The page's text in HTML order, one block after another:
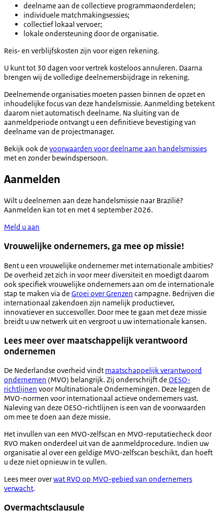
deelname aan de collectieve programmaonderdelen;
individuele matchmakingsessies;
collectief lokaal vervoer;
lokale ondersteuning door de organisatie.
Reis- en verblijfskosten zijn voor eigen rekening.
U kunt tot 30 dagen voor vertrek kosteloos annuleren. Daarna
brengen wij de volledige deelnemersbijdrage in rekening.
Deelnemende organisaties moeten passen binnen de opzet en
inhoudelijke focus van deze handelsmissie. Aanmelding betekent
daarom niet automatisch deelname. Na sluiting van de
aanmeldperiode ontvangt u een definitieve bevestiging van
deelname van de projectmanager.
Bekijk ook de voorwaarden voor deelname aan handelsmissies
met en zonder bewindspersoon.
Aanmelden
Wilt u deelnemen aan deze handelsmissie naar Brazilië?
Aanmelden kan tot en met 4 september 2026.
Meld u aan
Vrouwelijke ondernemers, ga mee op missie!
Bent u een vrouwelijke ondernemer met internationale ambities?
De overheid zet zich in voor meer diversiteit en moedigt daarom
ook specifiek vrouwelijke ondernemers aan om de internationale
stap te maken via de Groei over Grenzen campagne. Bedrijven die
internationaal zakendoen zijn namelijk productiever,
innovatiever en succesvoller. Door mee te gaan met deze missie
breidt u uw netwerk uit en vergroot u uw internationale kansen.
Lees meer over maatschappelijk verantwoord
ondernemen
De Nederlandse overheid vindt maatschappelijk verantwoord
ondernemen (MVO) belangrijk. Zij onderschrijft de OESO-
richtlijnen voor Multinationale Ondernemingen. Deze leggen de
MVO-normen voor internationaal actieve ondernemers vast.
Naleving van deze OESO-richtlijnen is een van de voorwaarden
om mee te doen aan deze missie.
Het invullen van een MVO-zelfscan en MVO-reputatiecheck door
RVO maken onderdeel uit van de aanmeldprocedure. Indien uw
organisatie al over een geldige MVO-zelfscan beschikt, dan hoeft
u deze niet opnieuw in te vullen.
Lees meer overwat RVO op MVO-gebied van ondernemers
verwacht.
Overmachtsclausule